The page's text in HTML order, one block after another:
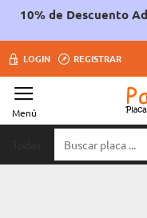
10% de Descuento
LOGIN REGISTRAR
placa